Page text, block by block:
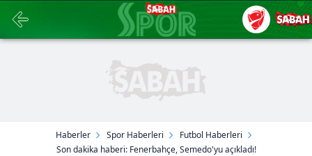
Haberler Spor Haberleri
Futbol Haberleri
Son dakika haberi: Fenerbahçe, Semedo'yu açıkladı!